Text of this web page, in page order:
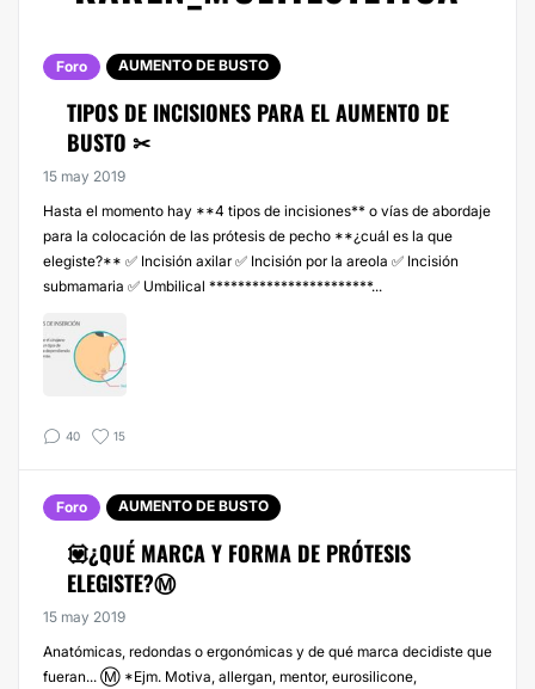
Foro AUMENTO DE BUSTO
TIPOS DE INCISIONES PARA EL AUMENTO DE
BUSTO ✂
15 may 2019
Hasta el momento hay **4 tipos de incisiones** o vías de abordaje
para la colocación de las prótesis de pecho **¿cuál es la que
elegiste?** ✅ Incisión axilar ✅ Incisión por la areola ✅ Incisión
submamaria ✅ Umbilical ***********************...
40 15
Foro AUMENTO DE BUSTO
💟¿QUÉ MARCA Y FORMA DE PRÓTESIS
ELEGISTE?Ⓜ
15 may 2019
Anatómicas, redondas o ergonómicas y de qué marca decidiste que
fueran... Ⓜ *Ejm. Motiva, allergan, mentor, eurosilicone,